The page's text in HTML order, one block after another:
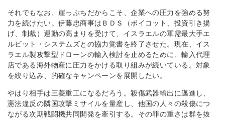
それでもなお、崖っぷちだからこそ、企業への圧力を強める努
力を続けたい。伊藤忠商事はＢＤＳ（ボイコット、投資引き揚
げ、制裁）運動の高まりを受けて、イスラエルの軍需最大手エ
ルビット・システムズとの協力覚書を終了させた。現在、イス
ラエル製攻撃型ドローンの輸入検討を止めるために、輸入代理
店である海外物産に圧力をかける取り組みが続いている。対象
を絞り込み、的確なキャンペーンを展開したい。
やはり相手は三菱重工になるだろう。殺傷武器輸出に邁進し、
憲法違反の隣国攻撃ミサイルを量産し、他国の人々の殺傷につ
ながる次期戦闘機共同開発を牽引する。その罪の重さは群を抜